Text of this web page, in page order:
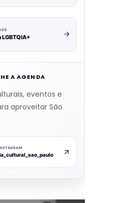
A AGENDA
eventos e
aproveitar São